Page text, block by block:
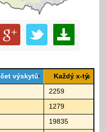
výskytů Každý x-tý
2259
1279
19835